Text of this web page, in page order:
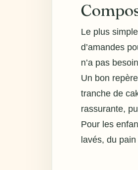
Le plus
d’amandes
n’a pas
Un bon
tranche de
rassurante,
Pour les
lavés, du